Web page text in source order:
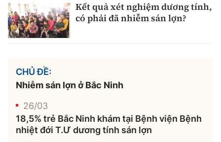
Kết quả xét nghiệm dương tính,
có phải đã nhiễm sán lợn?
CHỦ ĐỀ:
Nhiễm sán lợn ở Bắc Ninh
26/03
18,5% trẻ Bắc Ninh khám tại Bệnh viện Bệnh
nhiệt đới T.Ư dương tính sán lợn